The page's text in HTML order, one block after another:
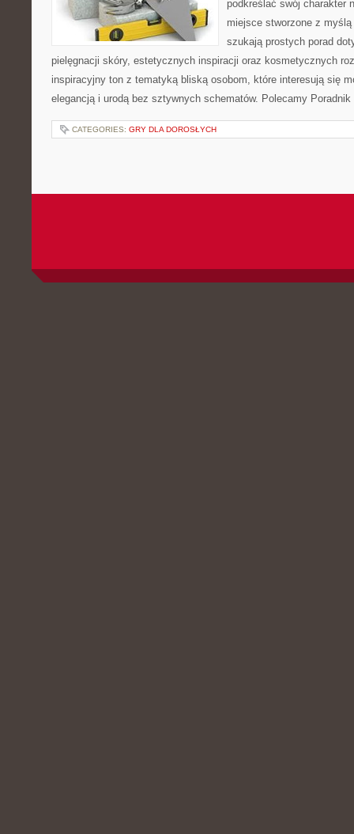
podkreślać swój charakter
miejsce stworzone z
szukają prostych porad
pielęgnacji skóry, estetycznych inspiracji oraz kosmetycznych
inspiracyjny ton z tematyką bliską osobom, które interesują się
elegancją i urodą bez sztywnych schematów. Polecamy
CATEGORIES: GRY DLA DOROSŁYCH